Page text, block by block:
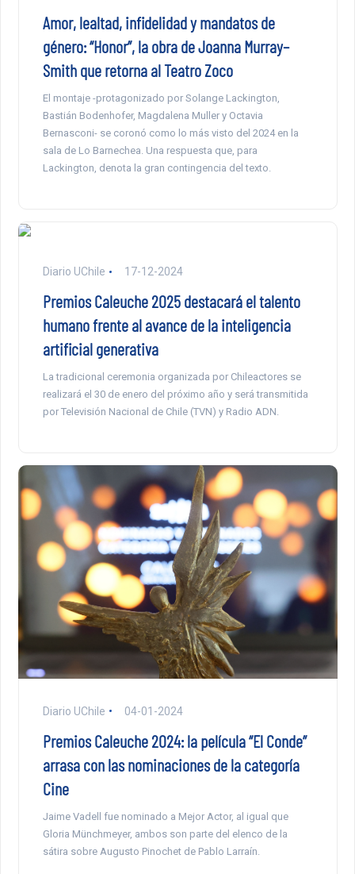
Amor, lealtad, infidelidad y mandatos de
género: “Honor”, la obra de Joanna Murray–
Smith que retorna al Teatro Zoco
El montaje -protagonizado por Solange Lackington,
Bastián Bodenhofer, Magdalena Muller y Octavia
Bernasconi- se coronó como lo más visto del 2024 en la
sala de Lo Barnechea. Una respuesta que, para
Lackington, denota la gran contingencia del texto.
Diario UChile 17-12-2024
Premios Caleuche 2025 destacará el talento
humano frente al avance de la inteligencia
artificial generativa
La tradicional ceremonia organizada por Chileactores se
realizará el 30 de enero del próximo año y será transmitida
por Televisión Nacional de Chile (TVN) y Radio ADN.
Diario UChile 04-01-2024
Premios Caleuche 2024: la película “El Conde”
arrasa con las nominaciones de la categoría
Cine
Jaime Vadell fue nominado a Mejor Actor, al igual que
Gloria Münchmeyer, ambos son parte del elenco de la
sátira sobre Augusto Pinochet de Pablo Larraín.